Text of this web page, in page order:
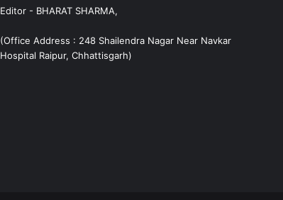
Editor - BHARAT SHARMA,
(Office Address : 248 Shailendra Nagar Near Navkar
Hospital Raipur, Chhattisgarh)